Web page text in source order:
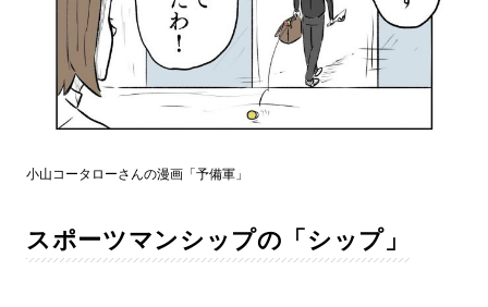
小山コータローさんの漫画「予備軍」
スポーツマンシップの「シップ」